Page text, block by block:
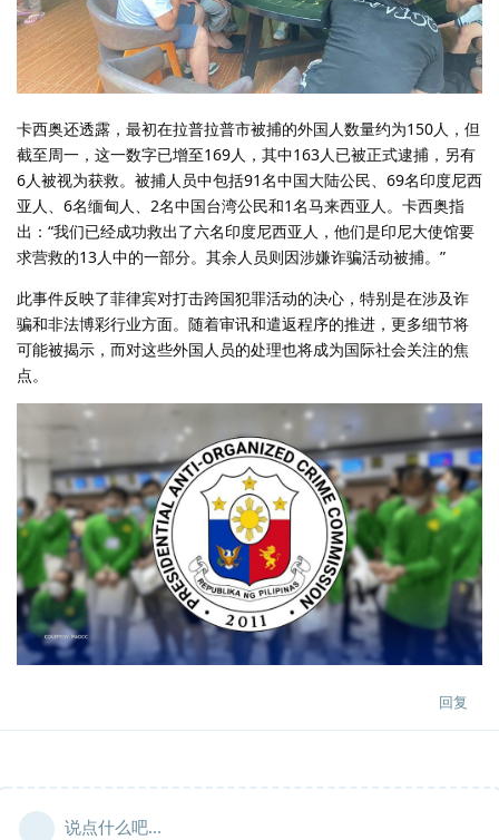
卡西奥还透露，最初在拉普拉普市被捕的外国人数量约为150人，但
截至周一，这一数字已增至169人，其中163人已被正式逮捕，另有
6人被视为获救。被捕人员中包括91名中国大陆公民、69名印度尼西
亚人、6名缅甸人、2名中国台湾公民和1名马来西亚人。卡西奥指
出：“我们已经成功救出了六名印度尼西亚人，他们是印尼大使馆要
求营救的13人中的一部分。其余人员则因涉嫌诈骗活动被捕。”
此事件反映了菲律宾对打击跨国犯罪活动的决心，特别是在涉及诈
骗和非法博彩行业方面。随着审讯和遣返程序的推进，更多细节将
可能被揭示，而对这些外国人员的处理也将成为国际社会关注的焦
点。
回复
说点什么吧...